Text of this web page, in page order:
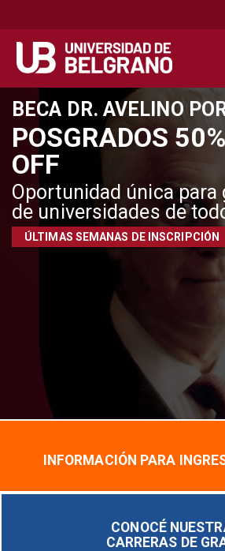
contenido
principal
BECA DR. AVELINO
POSGRADOS 50%
OFF
Oportunidad única para
de universidades de
ÚLTIMAS SEMANAS DE INSCRIPCIÓN
INFORMACIÓN PARA
CONOCÉ
CARRERAS DE